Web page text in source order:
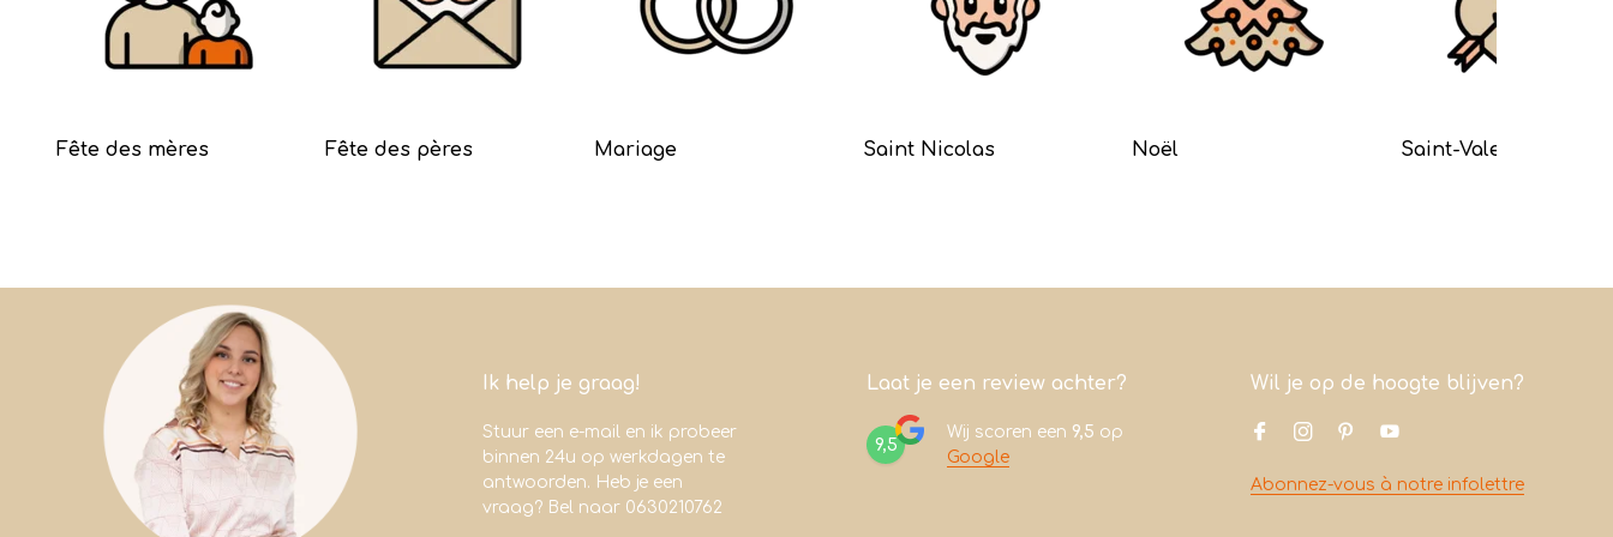
Fête des mères Fête des pères Mariage Saint Nicolas Noël Saint-Valentin
Ik help je graag!
Stuur een e-mail en ik probeer
binnen 24u op werkdagen te
antwoorden. Heb je een
vraag? Bel naar 0630210762
Laat je een review achter?
9,5
Wij scoren een 9,5 op
Google
Wil je op de hoogte blijven?
Abonnez-vous à notre infolettre